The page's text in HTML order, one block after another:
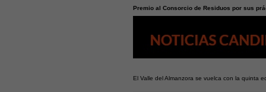
Premio al Consorcio de Residuos por sus
El Valle del Almanzora se vuelca con la quinta